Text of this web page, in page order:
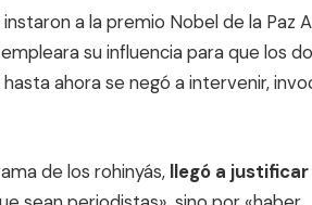
a la premio Nobel de la Paz
su influencia para que los
ahora se negó a intervenir,
de los rohinyás, llegó a justificar